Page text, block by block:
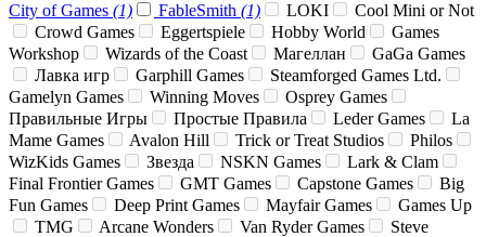
City of Games (1) FableSmith (1) LOKI
Cool Mini or Not
Crowd Games
Eggertspiele Hobby World
Games
Workshop
Wizards of the Coast Магеллан
GaGa Games
Лавка игр
Garphill Games
Steamforged Games Ltd.
Gamelyn Games
Winning Moves
Osprey Games
Правильные Игры
Простые Правила Leder Games
La
Mame Games
Avalon Hill Trick or Treat Studios
Philos
WizKids Games
Звезда NSKN Games
Lark & Clam
Final Frontier Games
GMT Games Capstone Games
Big
Fun Games
Deep Print Games Mayfair Games
Games Up
TMG
Arcane Wonders Van Ryder Games
Steve